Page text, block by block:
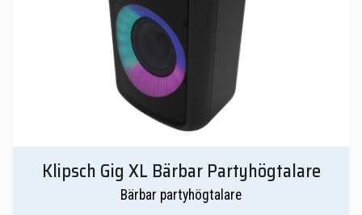
Klipsch Gig XL Bärbar Partyhögtalare
Bärbar partyhögtalare